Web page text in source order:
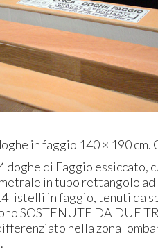
in faggio 140 × 190 cm.
doghe di Faggio essiccato,
in tubo rettangolo
listelli in faggio, tenuti da
SOSTENUTE DA DUE
nella zona